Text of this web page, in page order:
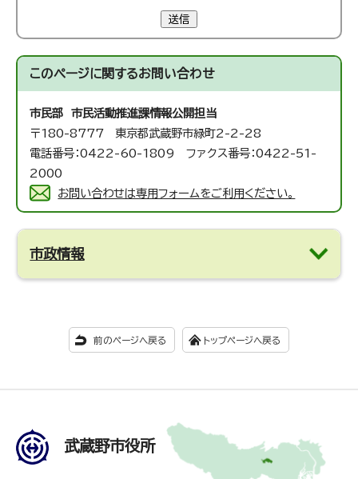
送信
このページに関するお問い合わせ
市民部 市民活動推進課情報公開担当
〒180-8777 東京都武蔵野市緑町2-2-28
電話番号：0422-60-1809 ファクス番号：0422-51-
2000
お問い合わせは専用フォームをご利用ください。
市政情報
前のページへ戻る トップページへ戻る
武蔵野市役所